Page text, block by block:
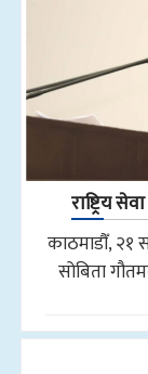
राष्ट्रिय
काठमाडौँ, २१
सोबिता